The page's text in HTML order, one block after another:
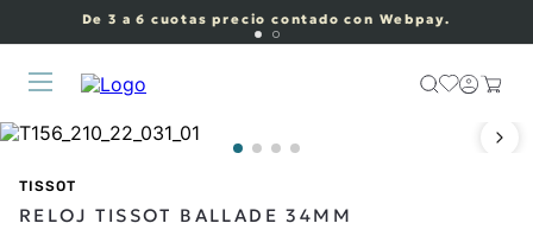
De 3 a 6 cuotas precio contado con Webpay.
TISSOT
RELOJ TISSOT BALLADE 34MM